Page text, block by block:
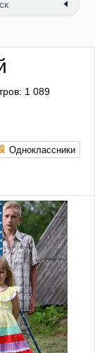
1 089
Одноклассники